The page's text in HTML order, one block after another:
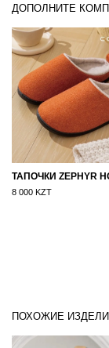
ДОПОЛНИТЕ
8 000 KZT
ПОХОЖИЕ